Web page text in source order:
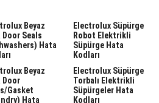
Beyaz
Door Seals
Hata
Beyaz
Door
gasket
Hata
Electrolux Süpürge
Robot Elektrikli
Süpürge Hata
Kodları
Electrolux Süpürge
Torbalı Elektrikli
Süpürgeler Hata
Kodları